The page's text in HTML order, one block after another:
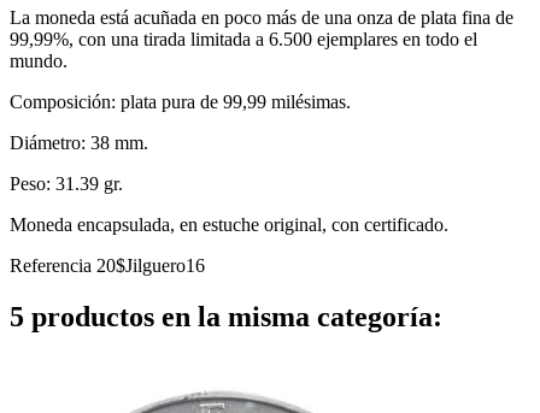
La moneda está acuñada en poco más de una onza de plata fina de
99,99%, con una tirada limitada a 6.500 ejemplares en todo el
mundo.
Composición: plata pura de 99,99 milésimas.
Diámetro: 38 mm.
Peso: 31.39 gr.
Moneda encapsulada, en estuche original, con certificado.
Referencia 20$Jilguero16
5 productos en la misma categoría: